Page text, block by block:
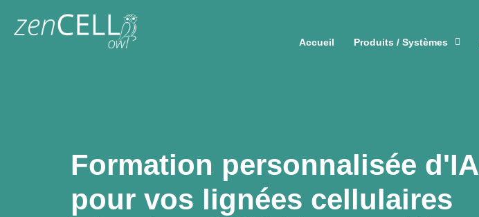
Accueil Produits / Systèmes
Formation personnalisée d'IA
pour vos lignées cellulaires